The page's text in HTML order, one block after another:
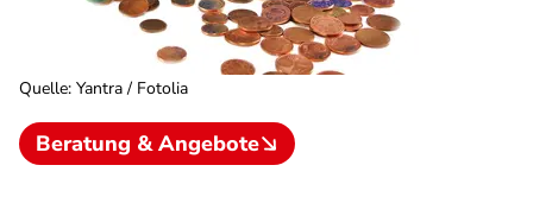
Quelle: Yantra / Fotolia
Beratung & Angebote